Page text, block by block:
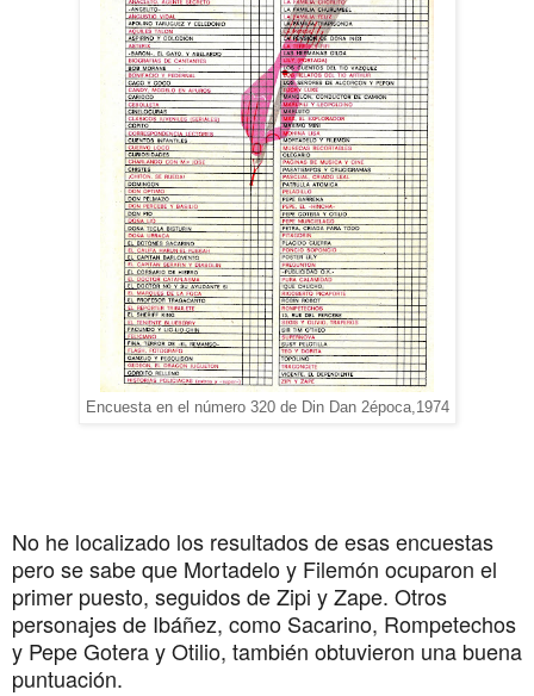
Encuesta en el número 320 de Din Dan 2época,1974
No he localizado los resultados de esas encuestas
pero se sabe que Mortadelo y Filemón ocuparon el
primer puesto, seguidos de Zipi y Zape. Otros
personajes de Ibáñez, como Sacarino, Rompetechos
y Pepe Gotera y Otilio, también obtuvieron una buena
puntuación.